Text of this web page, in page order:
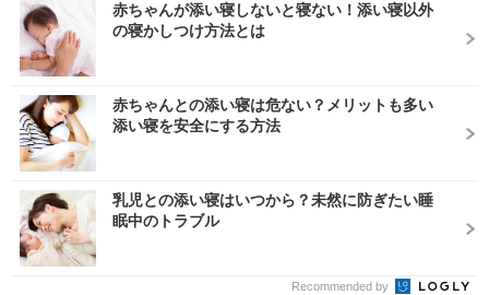
赤ちゃんが添い寝しないと寝ない！添い寝以外
の寝かしつけ方法とは
赤ちゃんとの添い寝は危ない？メリットも多い
添い寝を安全にする方法
乳児との添い寝はいつから？未然に防ぎたい睡
眠中のトラブル
Recommended by